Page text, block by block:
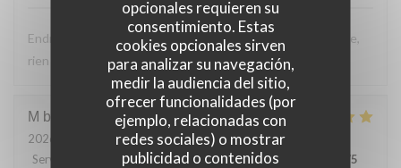
opcionales requieren su
consentimiento. Estas
cookies opcionales sirven
para analizar su navegación,
medir la audiencia del sitio,
ofrecer funcionalidades (por
ejemplo, relacionadas con
redes sociales) o mostrar
publicidad o contenidos
Endroit tres accueillant, service efficace, personnel aimable,
rien a reprocher sur les plats.
M bouchon
2026-07-24
- 19:30 - Invitados 2
Servicio
Ambiente: 5 /5 Menú:5/5 Calidad / Precio /5